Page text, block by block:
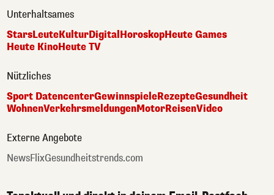
Unterhaltsames
StarsLeuteKulturDigital HoroskopHeute Games
Heute KinoHeute TV
Nützliches
Sport DatencenterGewinnspieleRezepteGesundheit
WohnenVerkehrsmeldungenMotorReisenVideo
Externe Angebote
NewsFlixGesundheitstrends.com